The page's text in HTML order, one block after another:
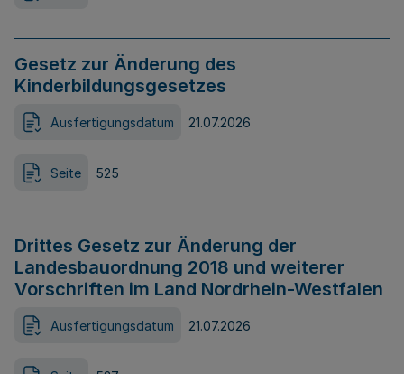
Gesetz zur Änderung des
Kinderbildungsgesetzes
Ausfertigungsdatum 21.07.2026
Seite 525
Drittes Gesetz zur Änderung der
Landesbauordnung 2018 und weiterer
Vorschriften im Land Nordrhein-Westfalen
Ausfertigungsdatum 21.07.2026